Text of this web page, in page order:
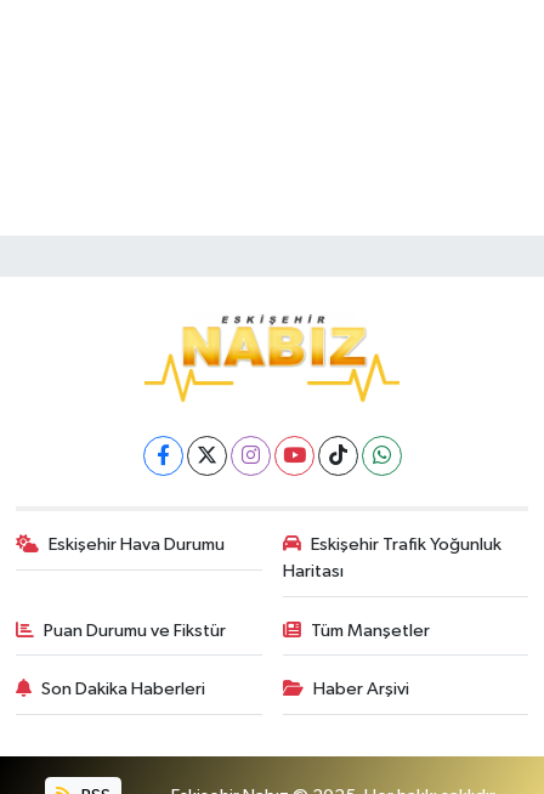
Eskişehir Hava Durumu
Eskişehir Trafik Yoğunluk
Haritası
Puan Durumu ve Fikstür Tüm Manşetler
Son Dakika Haberleri Haber Arşivi